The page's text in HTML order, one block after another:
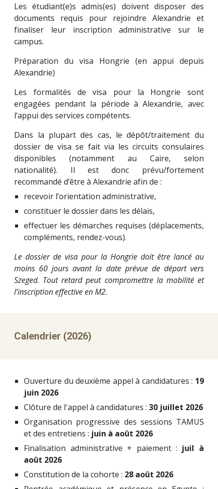
Les étudiant(e)s admis(es) doivent disposer des
documents requis pour rejoindre Alexandrie et
finaliser leur inscription administrative sur le
campus.
Préparation du visa Hongrie (en appui depuis
Alexandrie)
Les formalités de visa pour la Hongrie sont
engagées pendant la période à Alexandrie, avec
l’appui des services compétents.
Dans la plupart des cas, le dépôt/traitement du
dossier de visa se fait via les circuits consulaires
disponibles (notamment au Caire, selon
nationalité). Il est donc prévu/fortement
recommandé d’être à Alexandrie afin de :
recevoir l’orientation administrative,
constituer le dossier dans les délais,
effectuer les démarches requises (déplacements,
compléments, rendez-vous).
Le dossier de visa pour la Hongrie doit être lancé au
moins 60 jours avant la date prévue de départ vers
Szeged. Tout retard peut compromettre la mobilité et
l’inscription effective en M2.
Calendrier (2026)
Ouverture du deuxième appel à candidatures : 19
juin 2026
Clôture de l'appel à candidatures :30 juillet 2026
Organisation progressive des sessions TAMUS
et des entretiens : juin à août 2026
Finalisation administrative + paiement : juil à
août 2026
Constitution de la cohorte : 28 août 2026